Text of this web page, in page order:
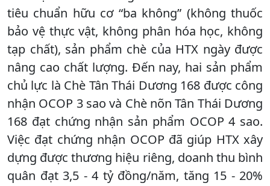
tiêu chuẩn hữu cơ “ba không” (không thuốc
bảo vệ thực vật, không phân hóa học, không
tạp chất), sản phẩm chè của HTX ngày được
nâng cao chất lượng. Đến nay, hai sản phẩm
chủ lực là Chè Tân Thái Dương 168 được công
nhận OCOP 3 sao và Chè nõn Tân Thái Dương
168 đạt chứng nhận sản phẩm OCOP 4 sao.
Việc đạt chứng nhận OCOP đã giúp HTX xây
dựng được thương hiệu riêng, doanh thu bình
quân đạt 3,5 - 4 tỷ đồng/năm, tăng 15 - 20%